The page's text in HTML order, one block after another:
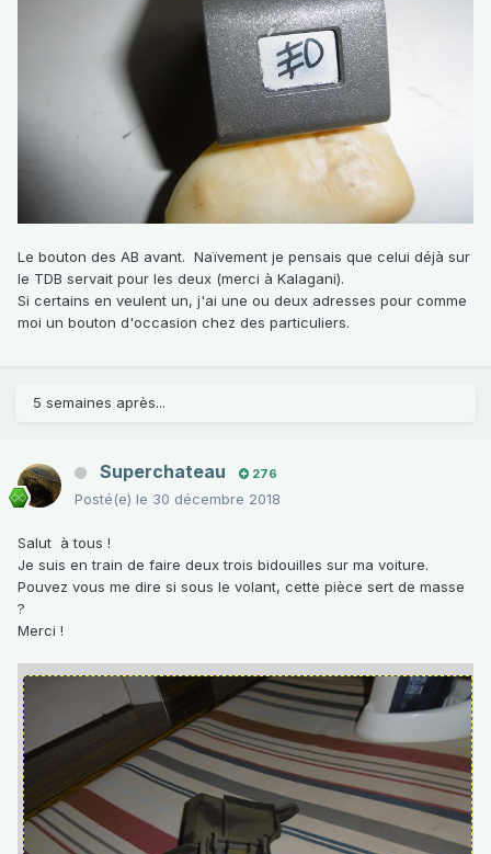
Le bouton des AB avant. Naïvement je pensais que celui déjà sur
le TDB servait pour les deux (merci à Kalagani).
Si certains en veulent un, j'ai une ou deux adresses pour comme
moi un bouton d'occasion chez des particuliers.
5 semaines après...
Superchateau 276
Posté(e) le 30 décembre 2018
Salut à tous !
Je suis en train de faire deux trois bidouilles sur ma voiture.
Pouvez vous me dire si sous le volant, cette pièce sert de masse
?
Merci !